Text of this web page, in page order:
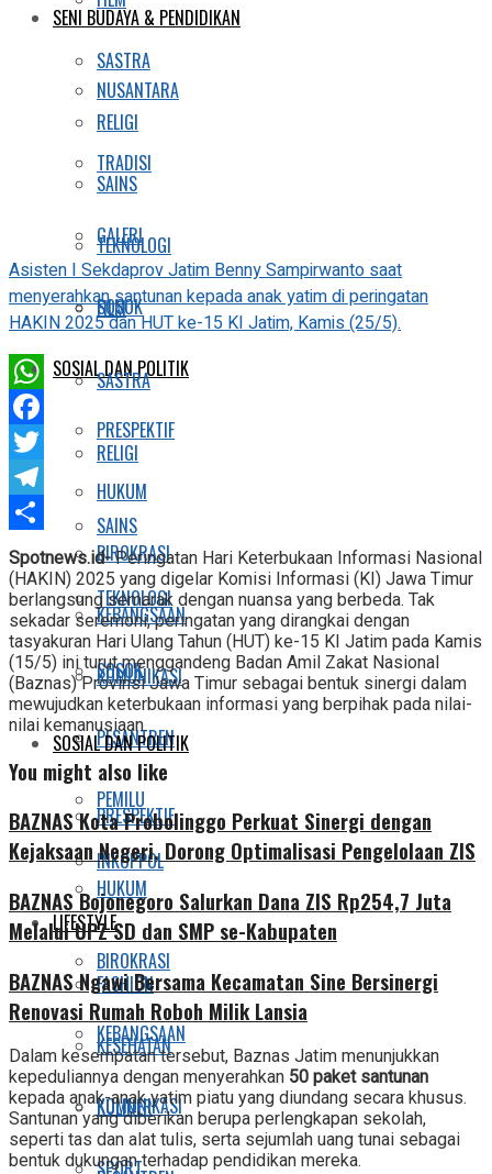
SASTRA
RELIGI
SAINS
TEKNOLOGI
SOSOK
SOSIAL DAN POLITIK
PRESPEKTIF
HUKUM
BIROKRASI
KEBANGSAAN
KOMUNIKASI
PESANTREN
PEMILU
INKOPPOL
LIFESTYLE
FASHION
KESEHATAN
KULINER
SPORT
SENI BUDAYA & PENDIDIKAN
NUSANTARA
TRADISI
GALERI
FILM
SASTRA
RELIGI
SAINS
TEKNOLOGI
SOSOK
SOSIAL DAN POLITIK
PRESPEKTIF
HUKUM
BIROKRASI
KEBANGSAAN
KOMUNIKASI
Asisten I Sekdaprov Jatim Benny Sampirwanto saat
menyerahkan santunan kepada anak yatim di peringatan
HAKIN 2025 dan HUT ke-15 KI Jatim, Kamis (25/5).
WhatsApp
Facebook
Twitter
Telegram
Share
Spotnews.id-Peringatan Hari Keterbukaan Informasi Nasional
(HAKIN) 2025 yang digelar Komisi Informasi (KI) Jawa Timur
berlangsung semarak dengan nuansa yang berbeda. Tak
sekadar seremoni, peringatan yang dirangkai dengan
tasyakuran Hari Ulang Tahun (HUT) ke-15 KI Jatim pada Kamis
(15/5) ini turut menggandeng Badan Amil Zakat Nasional
(Baznas) Provinsi Jawa Timur sebagai bentuk sinergi dalam
mewujudkan keterbukaan informasi yang berpihak pada nilai-
nilai kemanusiaan.
You might also like
BAZNAS Kota Probolinggo Perkuat Sinergi dengan
Kejaksaan Negeri, Dorong Optimalisasi Pengelolaan ZIS
BAZNAS Bojonegoro Salurkan Dana ZIS Rp254,7 Juta
Melalui UPZ SD dan SMP se-Kabupaten
BAZNAS Ngawi Bersama Kecamatan Sine Bersinergi
Renovasi Rumah Roboh Milik Lansia
Dalam kesempatan tersebut, Baznas Jatim menunjukkan
kepeduliannya dengan menyerahkan 50 paket santunan
kepada anak-anak yatim piatu yang diundang secara khusus.
Santunan yang diberikan berupa perlengkapan sekolah,
seperti tas dan alat tulis, serta sejumlah uang tunai sebagai
bentuk dukungan terhadap pendidikan mereka.